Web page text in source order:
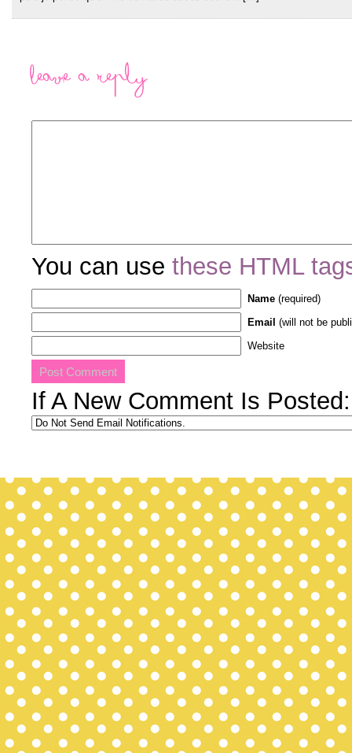
Leave a Reply
You can use these HTML
Name (required)
Email (will not be
Website
If A New Comment Is Posted: